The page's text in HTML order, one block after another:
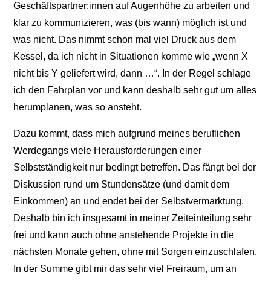
Geschäftspartner:innen auf Augenhöhe zu arbeiten und
klar zu kommunizieren, was (bis wann) möglich ist und
was nicht. Das nimmt schon mal viel Druck aus dem
Kessel, da ich nicht in Situationen komme wie „wenn X
nicht bis Y geliefert wird, dann …“. In der Regel schlage
ich den Fahrplan vor und kann deshalb sehr gut um alles
herumplanen, was so ansteht.
Dazu kommt, dass mich aufgrund meines beruflichen
Werdegangs viele Herausforderungen einer
Selbstständigkeit nur bedingt betreffen. Das fängt bei der
Diskussion rund um Stundensätze (und damit dem
Einkommen) an und endet bei der Selbstvermarktung.
Deshalb bin ich insgesamt in meiner Zeiteinteilung sehr
frei und kann auch ohne anstehende Projekte in die
nächsten Monate gehen, ohne mit Sorgen einzuschlafen.
In der Summe gibt mir das sehr viel Freiraum, um an